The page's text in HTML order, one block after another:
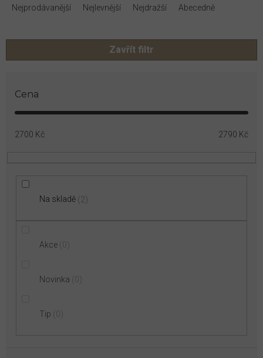
í
Nejprodávanější Nejlevnější Nejdražší Abecedně
Zavřít filtr
Cena
2700 Kč 2790 Kč
Na skladě 2
Akce 0
Novinka 0
Tip 0